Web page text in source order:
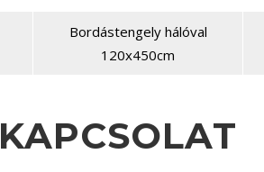
Bordástengely hálóval
120x450cm
KAPCSOLAT